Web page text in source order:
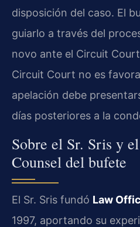
disposición del caso. El
guiarlo a través del
novo ante el Circuit Court
Circuit Court no es
apelación debe
días posteriores a la
Sobre el Sr. Sris y
Counsel del bufete
El Sr. Sris fundó Law
1997, aportando su